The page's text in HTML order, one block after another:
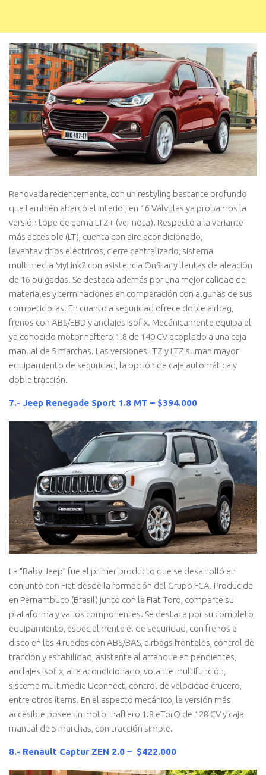
Renovada recientemente, con un restyling bastante profundo
que también abarcó el interior, en 16 Válvulas ya probamos la
versión tope de gama LTZ+ (ver nota). Respecto a la variante
más accesible (LT), cuenta con aire acondicionado,
levantavidrios eléctricos, cierre centralizado, sistema
multimedia MyLink2 con asistencia OnStar y llantas de aleación
de 16 pulgadas. Se destaca además por una mejor calidad de
materiales y terminaciones en comparación con algunas de sus
competidoras. En cuanto a seguridad ofrece doble airbag,
frenos con ABS/EBD y anclajes Isofix. Mecánicamente equipa el
ya conocido motor naftero 1.8 de 140 CV acoplado a una caja
manual de 5 marchas. Las versiones LTZ y LTZ suman mayor
equipamiento de seguridad, la opción de caja automática y
doble tracción.
7.- Jeep Renegade Sport 1.8 MT – $394.000
La “Baby Jeep” fue el primer producto que se desarrolló en
conjunto con Fiat desde la formación del Grupo FCA. Producida
en Pernambuco (Brasil) junto con la Fiat Toro, comparte su
plataforma y varios componentes. Se destaca por su completo
equipamiento, especialmente el de seguridad, con frenos a
disco en las 4 ruedas con ABS/BAS, airbags frontales, control de
tracción y estabilidad, asistente al arranque en pendientes,
anclajes Isofix, aire acondicionado, volante multifunción,
sistema multimedia Uconnect, control de velocidad crucero,
entre otros ítems. En el aspecto mecánico, la versión más
accesible posee un motor naftero 1.8 eTorQ de 128 CV y caja
manual de 5 marchas, con tracción simple.
8.- Renault Captur ZEN 2.0 – $422.000